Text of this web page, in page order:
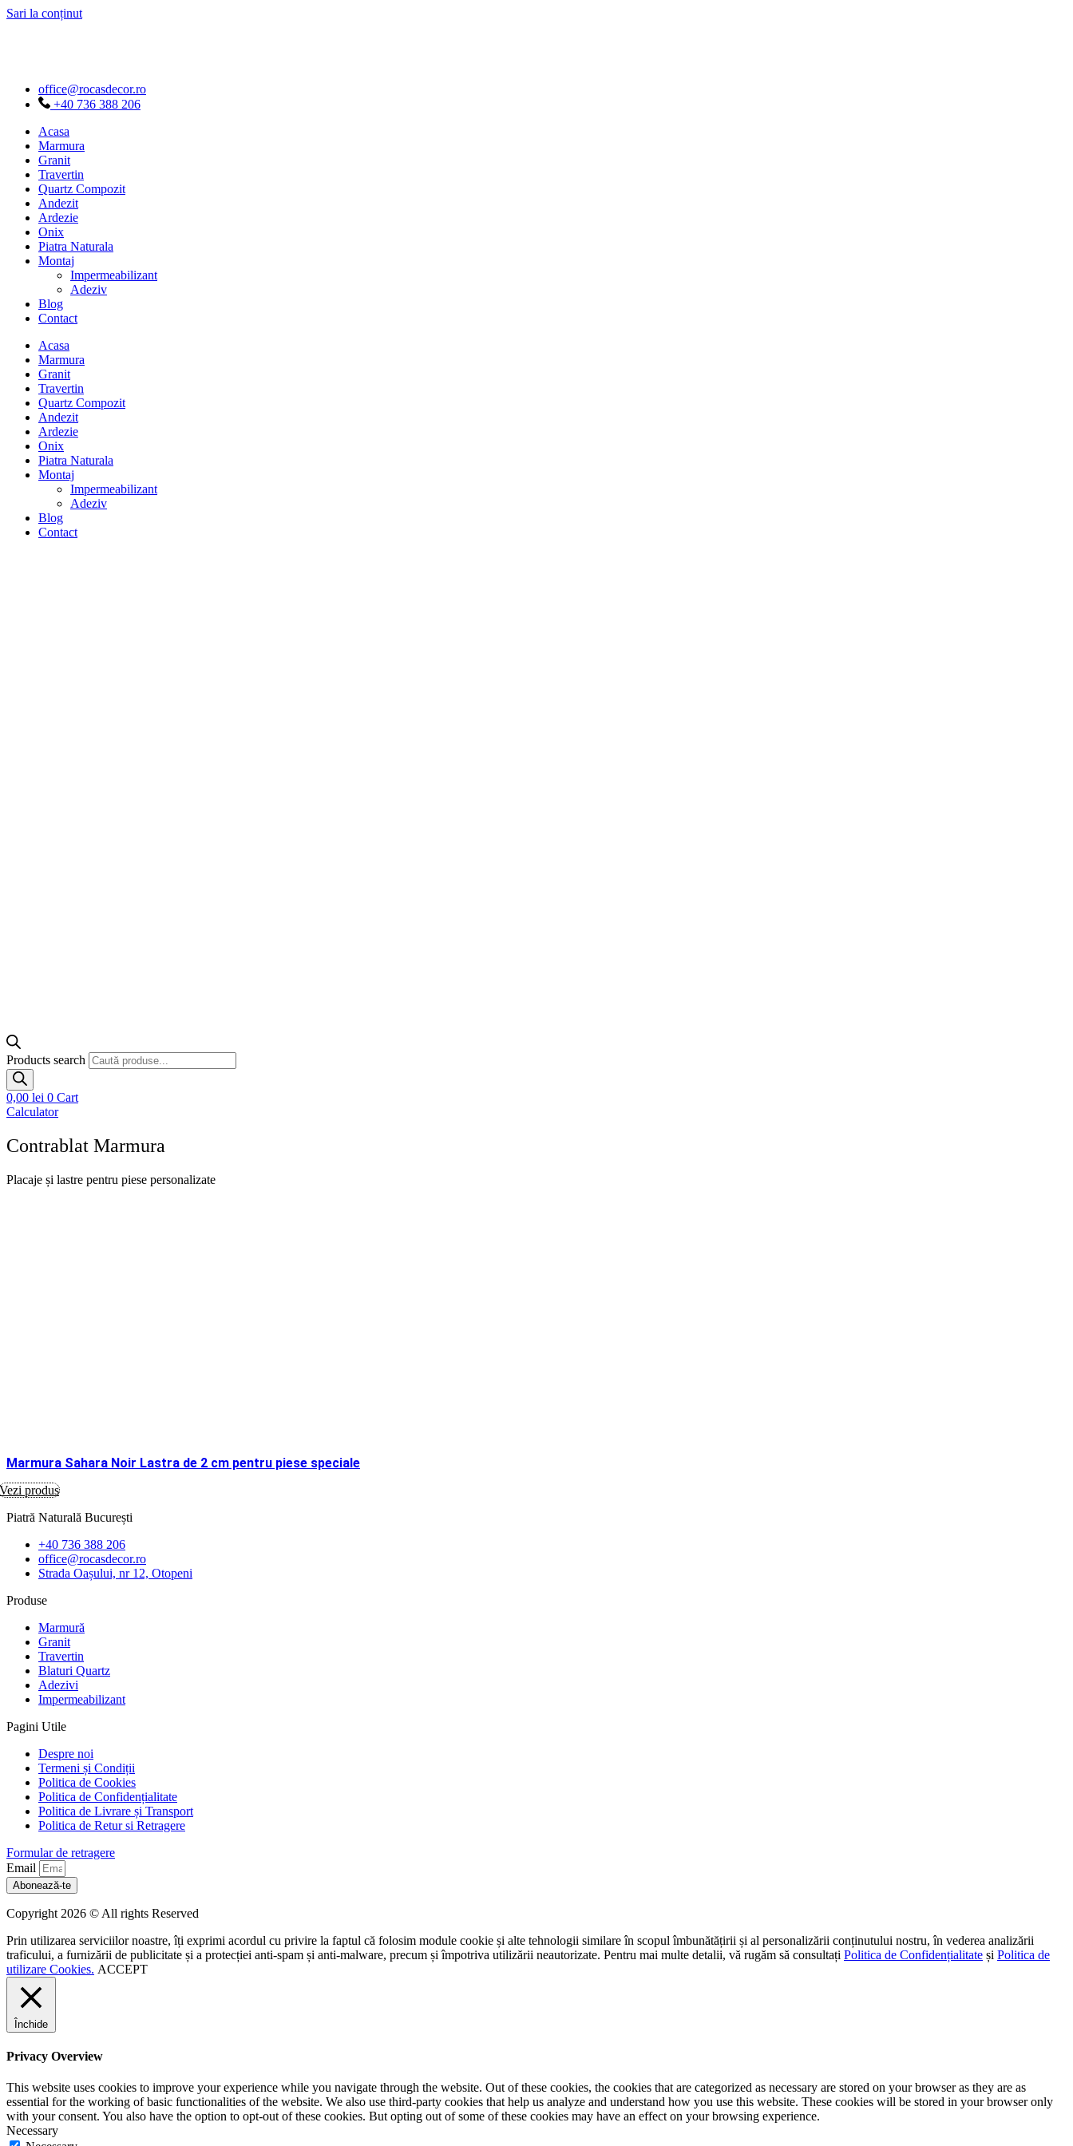
Sari la conținut
office@rocasdecor.ro
+40 736 388 206
Acasa
Marmura
Granit
Travertin
Quartz Compozit
Andezit
Ardezie
Onix
Piatra Naturala
Montaj
Impermeabilizant
Adeziv
Blog
Contact
Acasa
Marmura
Granit
Travertin
Quartz Compozit
Andezit
Ardezie
Onix
Piatra Naturala
Montaj
Impermeabilizant
Adeziv
Blog
Contact
Products search
0,00 lei 0 Cart
Calculator
Contrablat Marmura
Placaje și lastre pentru piese personalizate
Marmura Sahara Noir Lastra de 2 cm pentru piese speciale
Vezi produs
Piatră Naturală București
+40 736 388 206
office@rocasdecor.ro
Strada Oașului, nr 12, Otopeni
Produse
Marmură
Granit
Travertin
Blaturi Quartz
Adezivi
Impermeabilizant
Pagini Utile
Despre noi
Termeni și Condiții
Politica de Cookies
Politica de Confidențialitate
Politica de Livrare și Transport
Politica de Retur si Retragere
Formular de retragere
Email
Abonează-te
Copyright 2026 © All rights Reserved
Prin utilizarea serviciilor noastre, îți exprimi acordul cu privire la faptul că folosim module cookie și alte tehnologii similare în scopul îmbunătățirii și al personalizării conținutului nostru, în vederea analizării
traficului, a furnizării de publicitate și a protecției anti-spam și anti-malware, precum și împotriva utilizării neautorizate. Pentru mai multe detalii, vă rugăm să consultați Politica de Confidențialitate și Politica de
utilizare Cookies. ACCEPT
Închide
Privacy Overview
This website uses cookies to improve your experience while you navigate through the website. Out of these cookies, the cookies that are categorized as necessary are stored on your browser as they are as
essential for the working of basic functionalities of the website. We also use third-party cookies that help us analyze and understand how you use this website. These cookies will be stored in your browser only
with your consent. You also have the option to opt-out of these cookies. But opting out of some of these cookies may have an effect on your browsing experience.
Necessary